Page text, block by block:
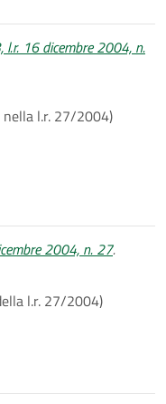
l.r. 16 dicembre 2004, n.
nella l.r. 27/2004)
2004, n. 27.
l.r. 27/2004)